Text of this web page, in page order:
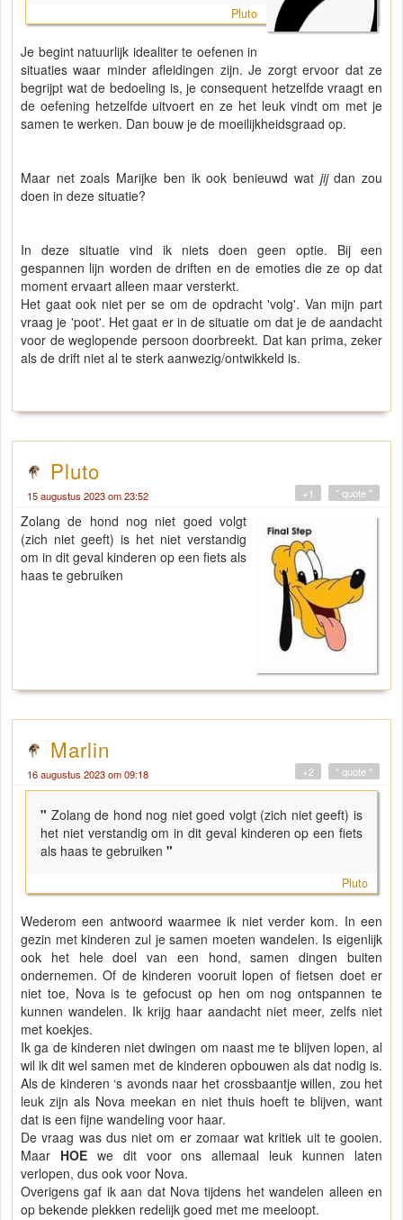
Pluto
Je begint natuurlijk idealiter te oefenen in
situaties waar minder afleidingen zijn. Je zorgt ervoor dat ze
begrijpt wat de bedoeling is, je consequent hetzelfde vraagt en
de oefening hetzelfde uitvoert en ze het leuk vindt om met je
samen te werken. Dan bouw je de moeilijkheidsgraad op.
Maar net zoals Marijke ben ik ook benieuwd wat jijdan zou
doen in deze situatie?
In deze situatie vind ik niets doen geen optie. Bij een
gespannen lijn worden de driften en de emoties die ze op dat
moment ervaart alleen maar versterkt.
Het gaat ook niet per se om de opdracht 'volg'. Van mijn part
vraag je 'poot'. Het gaat er in de situatie om dat je de aandacht
voor de weglopende persoon doorbreekt. Dat kan prima, zeker
als de drift niet al te sterk aanwezig/ontwikkeld is.
Pluto
15 augustus 2023 om 23:52 " quote "
+1
Zolang de hond nog niet goed volgt
(zich niet geeft) is het niet verstandig
om in dit geval kinderen op een fiets als
haas te gebruiken
Marlin
16 augustus 2023 om 09:18 " quote "
+2
" Zolang de hond nog niet goed volgt (zich niet geeft) is
het niet verstandig om in dit geval kinderen op een fiets
als haas te gebruiken "
Pluto
Wederom een antwoord waarmee ik niet verder kom. In een
gezin met kinderen zul je samen moeten wandelen. Is eigenlijk
ook het hele doel van een hond, samen dingen buiten
ondernemen. Of de kinderen vooruit lopen of fietsen doet er
niet toe, Nova is te gefocust op hen om nog ontspannen te
kunnen wandelen. Ik krijg haar aandacht niet meer, zelfs niet
met koekjes.
Ik ga de kinderen niet dwingen om naast me te blijven lopen, al
wil ik dit wel samen met de kinderen opbouwen als dat nodig is.
Als de kinderen ‘s avonds naar het crossbaantje willen, zou het
leuk zijn als Nova meekan en niet thuis hoeft te blijven, want
dat is een fijne wandeling voor haar.
De vraag was dus niet om er zomaar wat kritiek uit te gooien.
Maar HOEwe dit voor ons allemaal leuk kunnen laten
verlopen, dus ook voor Nova.
Overigens gaf ik aan dat Nova tijdens het wandelen alleen en
op bekende plekken redelijk goed met me meeloopt.